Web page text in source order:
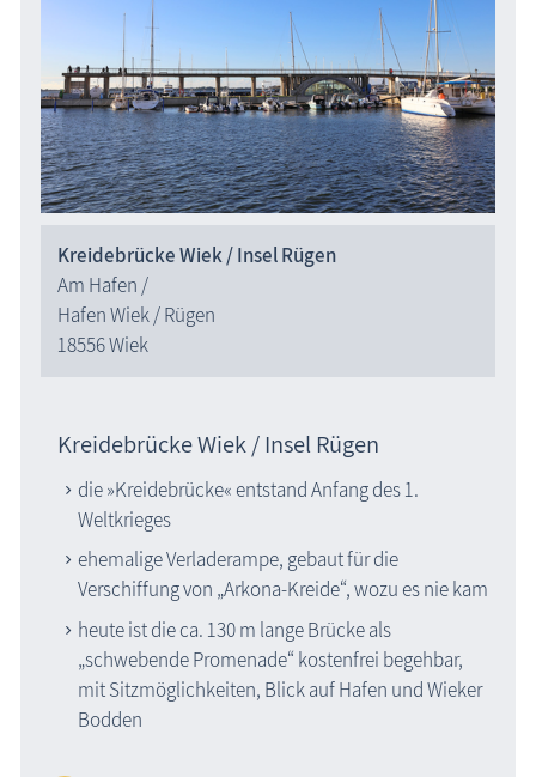
Kreidebrücke Wiek / Insel Rügen
Am Hafen /
Hafen Wiek / Rügen
18556 Wiek
Kreidebrücke Wiek / Insel Rügen
die »Kreidebrücke« entstand Anfang des 1.
Weltkrieges
ehemalige Verladerampe, gebaut für die
Verschiffung von „Arkona-Kreide“, wozu es nie kam
heute ist die ca. 130 m lange Brücke als
„schwebende Promenade“ kostenfrei begehbar,
mit Sitzmöglichkeiten, Blick auf Hafen und Wieker
Bodden